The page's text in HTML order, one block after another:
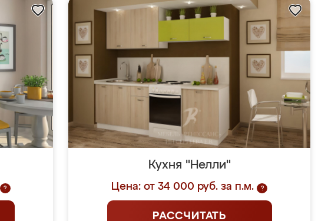
?
Кухня "Нелли"
Цена: от 34 000 руб. за п.м. ?
РАССЧИТАТЬ